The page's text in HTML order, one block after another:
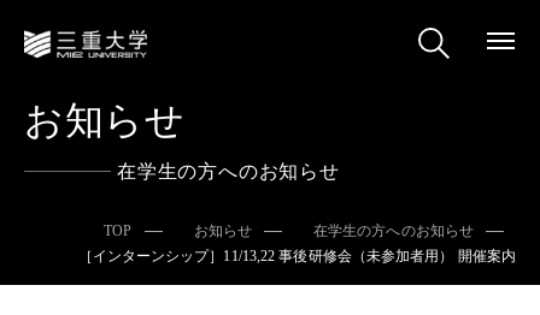
お知らせ
在学生の方へのお知らせ
TOP お知らせ
在学生の方へのお知らせ
［インターンシップ］11/13,22 事後研修会（未参加者用） 開催案内